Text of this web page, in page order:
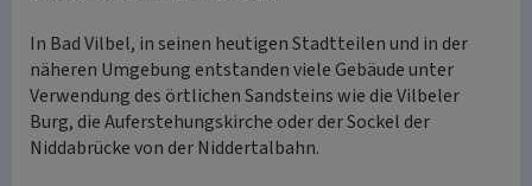
In Bad Vilbel, in seinen heutigen Stadtteilen und in der
näheren Umgebung entstanden viele Gebäude unter
Verwendung des örtlichen Sandsteins wie die Vilbeler
Burg, die Auferstehungskirche oder der Sockel der
Niddabrücke von der Niddertalbahn.